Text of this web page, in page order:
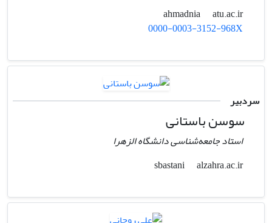
ahmadnia
atu.ac.ir
0000-0003-3152-968X
سردبیر
سوسن باستانی
استاد جامعه‌شناسی دانشگاه الزهرا
sbastani
alzahra.ac.ir